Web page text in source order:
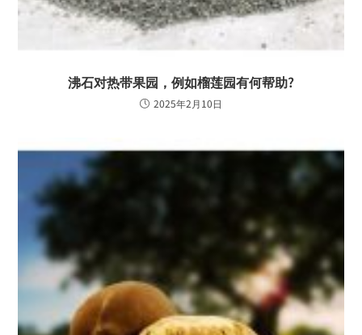
沸石对热带果园，例如榴莲园有何帮助?
2025年2月10日